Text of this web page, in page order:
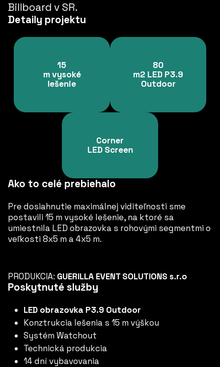
Billboard v SR.
Detaily projektu
15
m vysoké
lešenie
80
m2 LED P3.9
Outdoor
Corner
LED Screen
Ako to celé prebiehalo
Pre dosiahnutie maximálnej viditeľnosti sme
postavili 15 m vysoké lešenie, na ktoré sa
umiestnila LED obrazovka s rohovými segmentmi o
veľkosti 8x5 m a 4x5 m.
PRODUKCIA: GUERILLA EVENT SOLUTIONS s.r.o
Poskytnuté služby
LED obrazovka P3.9 Outdoor
Konztrukcia lešenia s 15 m výškou
Systém Watchout
Technická produkcia
14 dní vybavovania